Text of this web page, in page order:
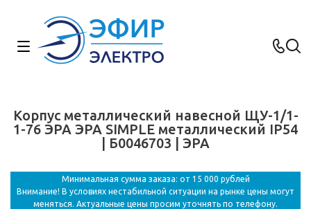
Корпус металлический навесной ЩУ-1/1-
1-76 ЭРА ЭРА SIMPLE металлический IP54
| Б0046703 | ЭРА
Минимальная сумма заказа: от 15 000 рублей
Внимание! В условиях нестабильной ситуации на рынке цены могут
меняться. Актуальные цены просим уточнять по телефону.